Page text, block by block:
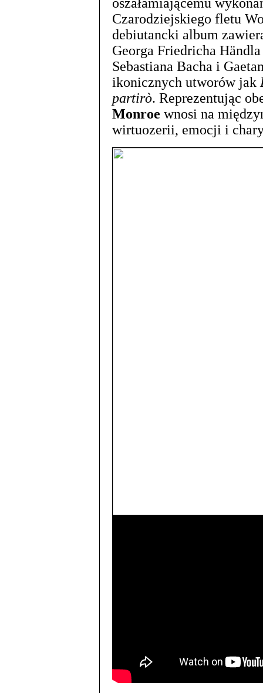
Czarodziejskiego fletu
debiutancki album
Georga Friedricha
Sebastiana Bacha i
ikonicznych utworów jak
partirò. Reprezentując
Monroe wnosi na
wirtuozerii, emocji i